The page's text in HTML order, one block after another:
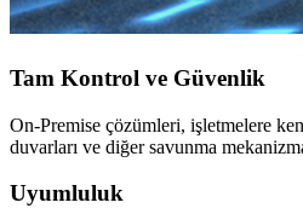
Tam Kontrol ve Güvenlik
On-Premise çözümleri, işletmelere
duvarları ve diğer savunma
Uyumluluk